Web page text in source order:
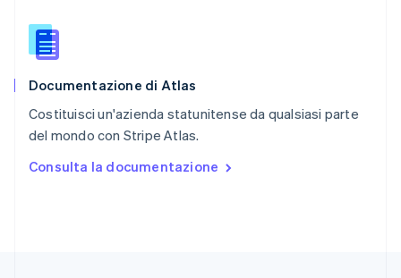
Documentazione di Atlas
Costituisci un'azienda statunitense da qualsiasi parte
del mondo con Stripe Atlas.
Consulta la documentazione
English
Slovacchia
Slovenia
Spagna
Español English
English Español简体中文